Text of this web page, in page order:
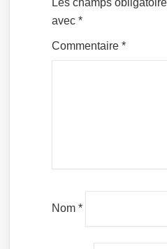
Les champs
avec*
Commentaire*
Nom*